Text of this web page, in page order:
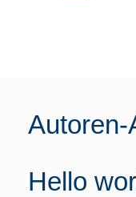
Autoren-
Hello